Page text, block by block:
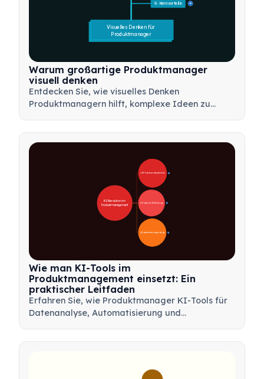
🎯 Kernvorteile 15
Visuelles Denken für
Produktmanager
Warum großartige Produktmanager
visuell denken
Entdecken Sie, wie visuelles Denken
Produktmanagern hilft, komplexe Ideen zu
Mindmaps und Produktbäumen abzustimmen.
🚀 KI-Transformationsbereiche
🛠️ Praktische KI-Werkzeuge
📋 Implementierungsstrategie
KI-Revolution im
Produktmanagement
Wie man KI-Tools im
Produktmanagement einsetzt: Ein
praktischer Leitfaden
Erfahren Sie, wie Produktmanager KI-Tools für
Datenanalyse, Automatisierung und